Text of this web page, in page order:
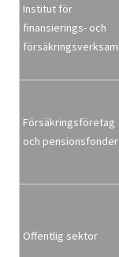
Institut för
finansierings- och
Försäkringsföretag
och pensionsfonder
Offentlig sektor